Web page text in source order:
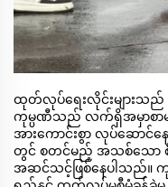
ထုတ်လုပ်ရေးလိုင်းများသ
ကုမ္ပဏီသည် လက်ရှိအမှာစာ
အားကောင်းစွာ လုပ်ဆောင်
တွင် စတင်မည့် အသစ်သော
အဆင်သင့်ဖြစ်နေပါသည်။